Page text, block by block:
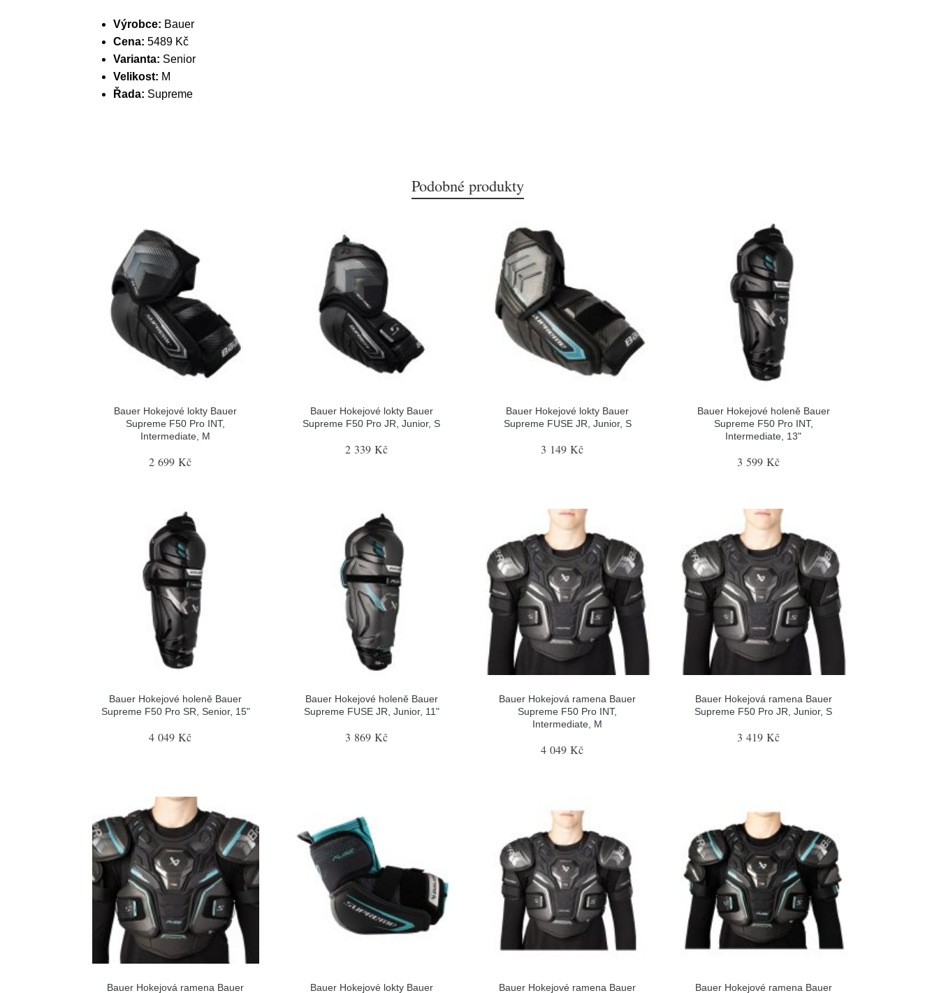
Výrobce: Bauer
Cena: 5489 Kč
Varianta: Senior
Velikost: M
Řada: Supreme
Podobné produkty
Bauer Hokejové lokty Bauer
Supreme F50 Pro INT,
Intermediate, M
2 699 Kč
Bauer Hokejové lokty Bauer
Supreme F50 Pro JR, Junior, S
2 339 Kč
Bauer Hokejové lokty Bauer
Supreme FUSE JR, Junior, S
3 149 Kč
Bauer Hokejové holeně Bauer
Supreme F50 Pro INT,
Intermediate, 13"
3 599 Kč
Bauer Hokejové holeně Bauer
Supreme F50 Pro SR, Senior, 15"
4 049 Kč
Bauer Hokejové holeně Bauer
Supreme FUSE JR, Junior, 11"
3 869 Kč
Bauer Hokejová ramena Bauer
Supreme F50 Pro INT,
Intermediate, M
4 049 Kč
Bauer Hokejová ramena Bauer
Supreme F50 Pro JR, Junior, S
3 419 Kč
Bauer Hokejová ramena Bauer Bauer Hokejové lokty Bauer Bauer Hokejové ramena Bauer Bauer Hokejové ramena Bauer